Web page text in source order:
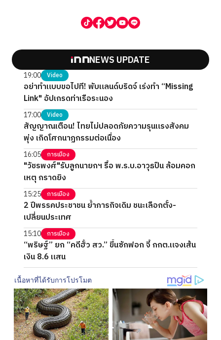
NEWS UPDATE
19:00 Video
อย่าทำแบบขอไปที! พับแลนด์บริดจ์ เร่งทำ “Missing
Link" อัปเกรดท่าเรือระนอง
17:00 Video
สัญญาณเตือน! ไทยไม่ปลอดภัยความรุนแรงสังคม
พุ่ง เกิดโศกนาฏกรรมต่อเนื่อง
16:05 การเมือง
"วัชรพงศ์"รับลูกนายกฯ รื้อ พ.ร.บ.อาวุธปืน ล้อมคอก
เหตุ กราดยิง
15:25 การเมือง
2 ปีพรรคประชาชน ย้ำภารกิจเดิม ชนะเลือกตั้ง-
เปลี่ยนประเทศ
15:10 การเมือง
“พริษฐ์” ยก “คดีฮั้ว สว.” ขึ้นซักฟอก จี้ กกต.แจงเส้น
เงิน 8.6 แสน